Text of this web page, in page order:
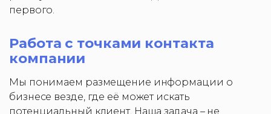
первого.
Работа с точками контакта
компании
Мы понимаем размещение информации о
бизнесе везде, где её может искать
потенциальный клиент. Наша задача – не